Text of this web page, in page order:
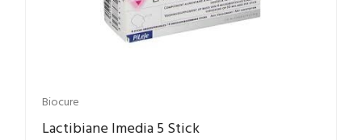
Biocure
Lactibiane Imedia 5 Stick